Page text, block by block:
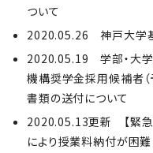
ついて
2020.05.26 神戸大学
2020.05.19 学部・大
機構奨学金採用候補者
書類の送付について
2020.05.13更新 【緊急
により授業料納付が困